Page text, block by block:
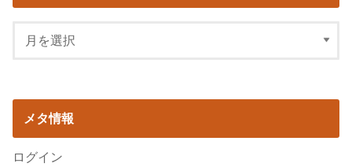
メタ情報
ログイン